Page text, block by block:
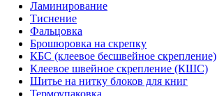
Ламинирование
Тиснение
Фальцовка
Брошюровка на скрепку
КБС (клеевое бесшвейное скрепление)
Клеевое швейное скрепление (КШС)
Шитье на нитку блоков для книг
Термоупаковка